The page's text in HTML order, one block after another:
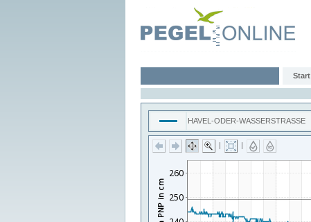
Start
HAVEL-ODER-WASSERSTRASSE
| |